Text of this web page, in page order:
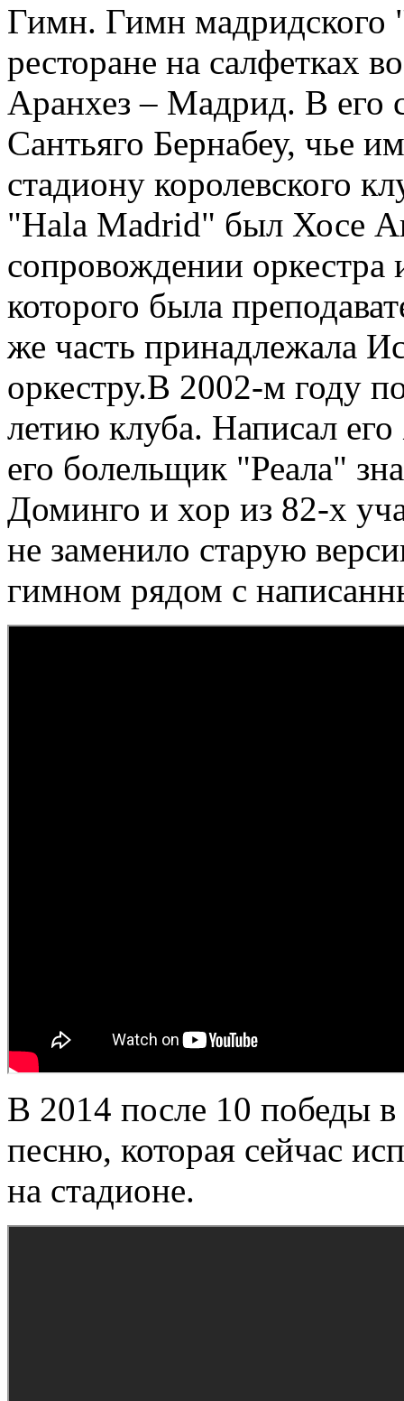
Гимн. Гимн мадридского
ресторане на салфетках
Аранхез – Мадрид. В его
Сантьяго Бернабеу, чье
стадиону королевского
"Hala Madrid" был Хосе
сопровождении оркестра
которого была
же часть принадлежала
оркестру.В 2002-м году
летию клуба. Написал
его болельщик "Реала"
Доминго и хор из 82-х
не заменило старую
гимном рядом с
В 2014 после 10 победы
песню, которая сейчас
на стадионе.